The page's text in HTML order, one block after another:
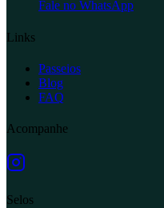
Fale no WhatsApp
Links
Passeios
Blog
FAQ
Acompanhe
Selos